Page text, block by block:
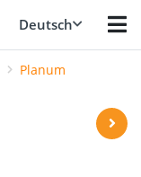
Deutsch
Planum